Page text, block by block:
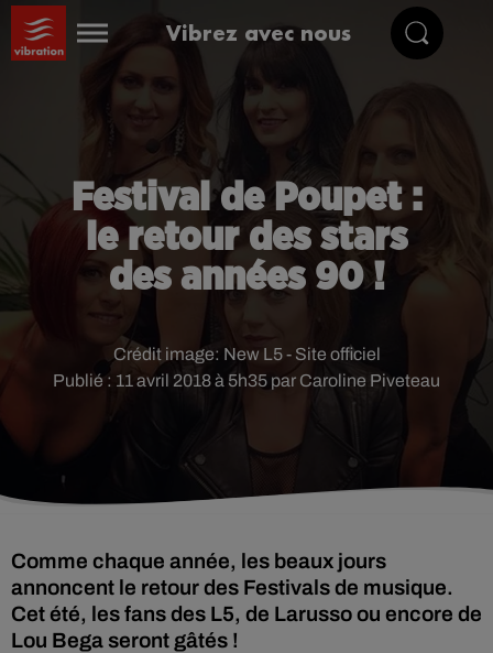
Vibrez avec nous
Festival de Poupet :
le retour des stars
des années 90 !
Publié : 11 avril 2018 à 5h35 par Caroline Piveteau
Crédit image: New L5 - Site officiel
Comme chaque année, les beaux jours
annoncent le retour des Festivals de musique.
Cet été, les fans des L5, de Larusso ou encore de
Lou Bega seront gâtés !